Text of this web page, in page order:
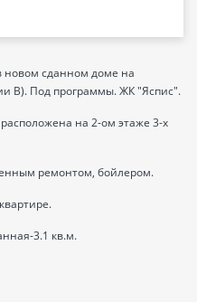
новом сданном доме на
В). Под программы. ЖК "Яспис".
на 2-ом этаже 3-х
ремонтом, бойлером.
3.1 кв.м.